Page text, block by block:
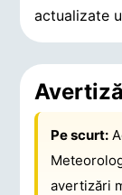
actualizate
Pe scurt:
avertizări